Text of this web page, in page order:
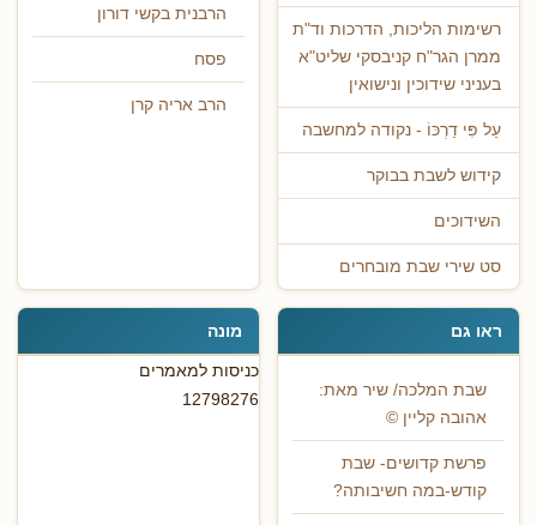
רשימות הליכות, הדרכות וד"ת
ממרן הגר"ח קניבסקי שליט"א
בעניני שידוכין ונישואין
עַל פִּי דַרְכּוֹ - נקודה למחשבה
קידוש לשבת בבוקר
השידוכים
סט שירי שבת מובחרים
הרבנית בקשי דורון
פסח
הרב אריה קרן
ראו גם
שבת המלכה/ שיר מאת:
אהובה קליין ©
פרשת קדושים- שבת
קודש-במה חשיבותה?
מונה
כניסות למאמרים
12798276